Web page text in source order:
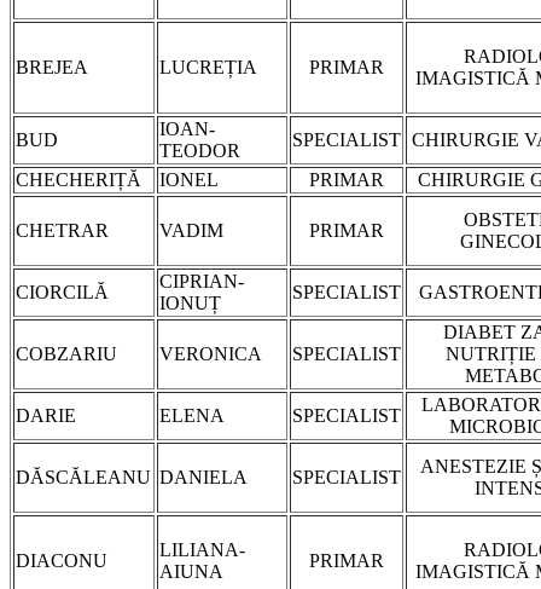
BREJEA LUCREȚIA PRIMAR
IMAGISTICĂ
BUD
IOAN-
TEODOR
SPECIALIST CHIRURGIE
CHECHERIȚĂ
IONEL PRIMAR CHIRURGIE
CHETRAR VADIM PRIMAR
CIORCILĂ
CIPRIAN-
IONUȚ
SPECIALIST
COBZARIU VERONICA SPECIALIST
DIABET
NUTRIȚIE
DARIE
ELENA SPECIALIST
DĂSCĂLEANU DANIELA SPECIALIST
ANESTEZIE
DIACONU
LILIANA-
AIUNA
PRIMAR
IMAGISTICĂ